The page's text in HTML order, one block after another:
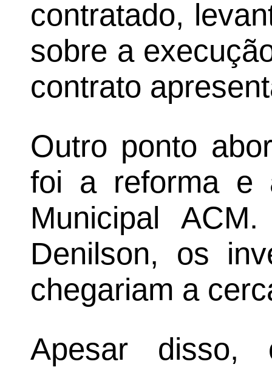
contratado,
sobre a
contrato
Outro ponto
foi a reforma e
Municipal
Denilson, os
chegariam a
Apesar disso,